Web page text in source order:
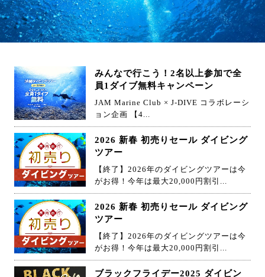
みんなで行こう！2名以上参加で全
員1ダイブ無料キャンペーン
JAM Marine Club × J-DIVE コラボレーシ
ョン企画 【4...
2026 新春 初売りセール ダイビング
ツアー
【終了】2026年のダイビングツアーは今
がお得！今年は最大20,000円割引...
2026 新春 初売りセール ダイビング
ツアー
【終了】2026年のダイビングツアーは今
がお得！今年は最大20,000円割引...
ブラックフライデー2025 ダイビン